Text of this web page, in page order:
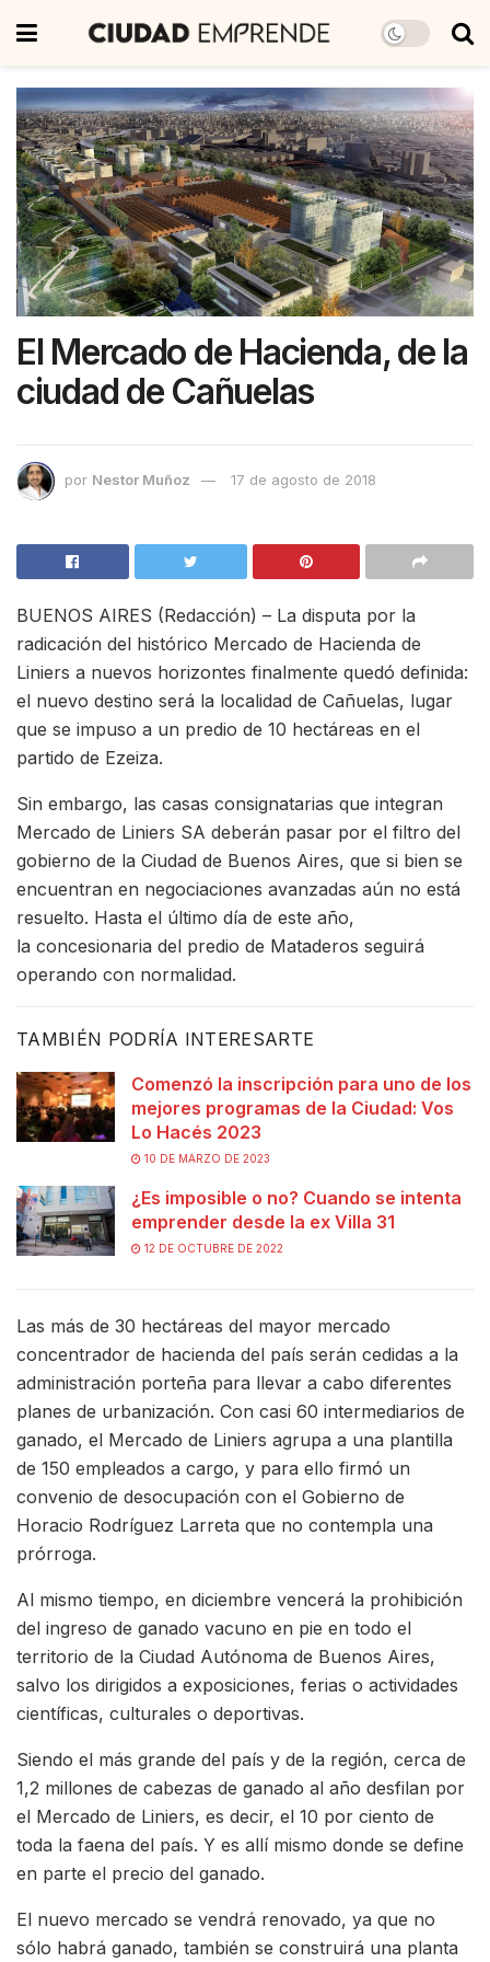
El Mercado de Hacienda, de la
ciudad de Cañuelas
por Nestor Muñoz 17 de agosto de 2018
BUENOS AIRES (Redacción) – La disputa por la
radicación del histórico Mercado de Hacienda de
Liniers a nuevos horizontes finalmente quedó definida:
el nuevo destino será la localidad de Cañuelas, lugar
que se impuso a un predio de 10 hectáreas en el
partido de Ezeiza.
Sin embargo, las casas consignatarias que integran
Mercado de Liniers SA deberán pasar por el filtro del
gobierno de la Ciudad de Buenos Aires, que si bien se
encuentran en negociaciones avanzadas aún no está
resuelto. Hasta el último día de este año,
la concesionaria del predio de Mataderos seguirá
operando con normalidad.
TAMBIÉN PODRÍA INTERESARTE
Comenzó la inscripción para uno de los
mejores programas de la Ciudad: Vos
Lo Hacés 2023
10 DE MARZO DE 2023
¿Es imposible o no? Cuando se intenta
emprender desde la ex Villa 31
12 DE OCTUBRE DE 2022
Las más de 30 hectáreas del mayor mercado
concentrador de hacienda del país serán cedidas a la
administración porteña para llevar a cabo diferentes
planes de urbanización. Con casi 60 intermediarios de
ganado, el Mercado de Liniers agrupa a una plantilla
de 150 empleados a cargo, y para ello firmó un
convenio de desocupación con el Gobierno de
Horacio Rodríguez Larreta que no contempla una
prórroga.
Al mismo tiempo, en diciembre vencerá la prohibición
del ingreso de ganado vacuno en pie en todo el
territorio de la Ciudad Autónoma de Buenos Aires,
salvo los dirigidos a exposiciones, ferias o actividades
científicas, culturales o deportivas.
Siendo el más grande del país y de la región, cerca de
1,2 millones de cabezas de ganado al año desfilan por
el Mercado de Liniers, es decir, el 10 por ciento de
toda la faena del país. Y es allí mismo donde se define
en parte el precio del ganado.
El nuevo mercado se vendrá renovado, ya que no
sólo habrá ganado, también se construirá una planta